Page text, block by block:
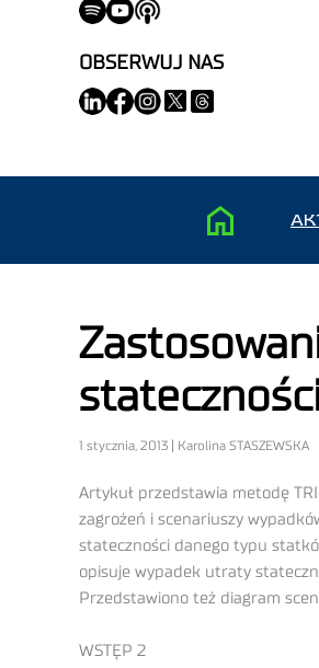
OBSERWUJ NAS
1 stycznia, 2013 | Karolina STASZEWSKA
Artykuł przedstawia metodę
zagrożeń i scenariuszy
stateczności danego typu
opisuje wypadek utraty
Przedstawiono też diagram
WSTĘP 2